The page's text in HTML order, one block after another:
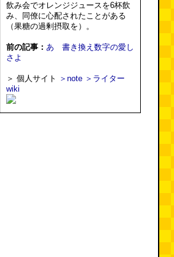
飲み会でオレンジジュースを6杯飲
み、同僚に心配されたことがある
（果糖の過剰摂取を）。
前の記事： あゝ書き換え数字の愛し
さよ
＞ 個人サイト ＞note ＞ライター
wiki